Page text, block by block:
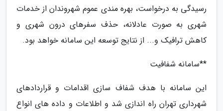
رسیدگی به درخواست، بهره مندی عموم شهروندان از خدمات
شهری به صورت عادلانه، حذف سفرهای درون شهری و
کاهش ترافیک و... از نتایج توسعه این سامانه خواهد بود.
**سامانه شفافیت
این سامانه با هدف شفاف سازی اقدامات و قراردادهای
شهرداری تهران راه اندازی شد و اطلاعات و داده های انواع